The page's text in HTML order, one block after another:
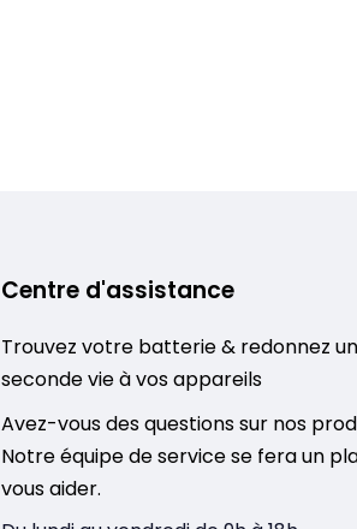
Centre d'assistance
Trouvez votre batterie & redonnez
seconde vie à vos appareils
Avez-vous des questions sur nos
Notre équipe de service se fera un
vous aider.